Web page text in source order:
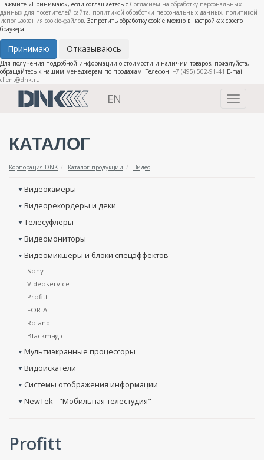
Нажмите «Принимаю», если соглашаетесь с Согласием на обработку персональных
данных для посетителей сайта, политикой обработки персональных данных, политикой
использования cookie-файлов. Запретить обработку cookie можно в настройках своего
браузера.
Принимаю Отказываюсь
Для получения подробной информации о стоимости и наличии товаров, пожалуйста,
обращайтесь к нашим менеджерам по продажам. Телефон: +7 (495) 502-91-41 E-mail:
client@dnk.ru
Toggle
EN
КАТАЛОГ
Корпорация DNK Каталог продукции Видео
Видеокамеры
Видеорекордеры и деки
Телесуфлеры
Видеомониторы
Видеомикшеры и блоки спецэффектов
Sony
Videoservice
Profitt
FOR-A
Roland
Blackmagic
Мультиэкранные процессоры
Видоискатели
Системы отображения информации
NewTek - "Мобильная телестудия"
Profitt